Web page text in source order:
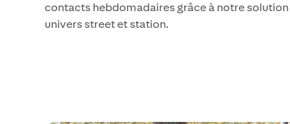
contacts hebdomadaires grâce à notre
univers street et station.